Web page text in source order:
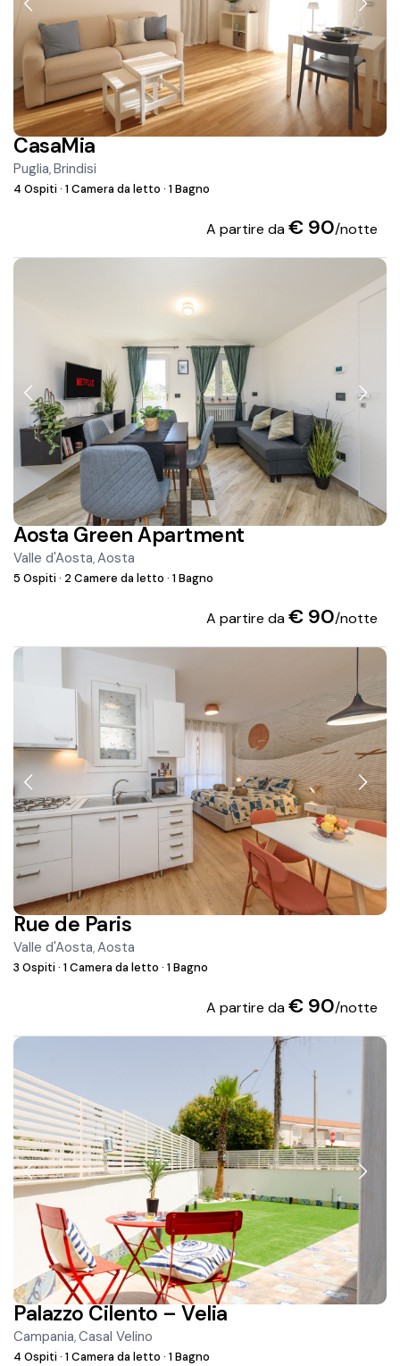
CasaMia
Puglia,Brindisi
4 Ospiti· 1 Camera da letto· 1 Bagno
A partire da€ 90/notte
Aosta Green Apartment
Valle d'Aosta,Aosta
5 Ospiti· 2 Camere da letto· 1 Bagno
A partire da€ 90/notte
Rue de Paris
Valle d'Aosta,Aosta
3 Ospiti· 1 Camera da letto· 1 Bagno
A partire da€ 90/notte
Palazzo Cilento – Velia
Campania,Casal Velino
4 Ospiti· 1 Camera da letto· 1 Bagno